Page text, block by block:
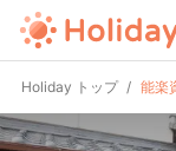
Holiday トップ 能楽